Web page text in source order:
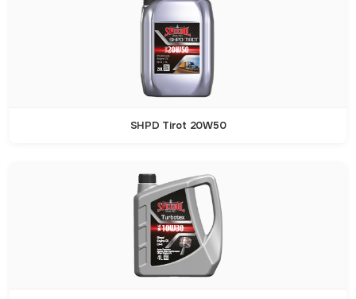
SHPD Tirot 20W50